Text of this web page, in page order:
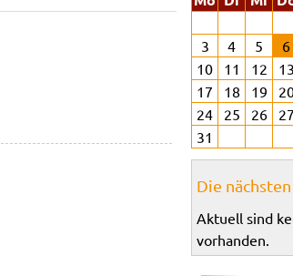
3
4 5 6
10
11 12 13
17
18 19
24
25 26 27
31
Die
Aktuell sind
vorhanden.